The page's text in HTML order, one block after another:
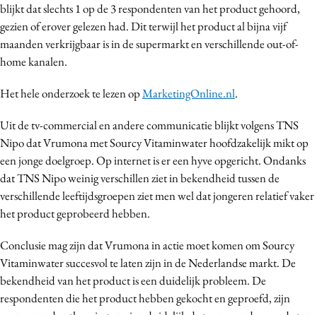
Media
Merkstrategie
PR
Purpose Marketing
Reputatie & crisis
blijkt dat slechts 1 op de 3 respondenten van het product gehoord,
gezien of erover gelezen had. Dit terwijl het product al bijna vijf
maanden verkrijgbaar is in de supermarkt en verschillende out-of-
home kanalen.
Het hele onderzoek te lezen opMarketingOnline.nl.
Uit de tv-commercial en andere communicatie blijkt volgens TNS
Nipo dat Vrumona met Sourcy Vitaminwater hoofdzakelijk mikt op
een jonge doelgroep. Op internet is er een hyve opgericht. Ondanks
dat TNS Nipo weinig verschillen ziet in bekendheid tussen de
verschillende leeftijdsgroepen ziet men wel dat jongeren relatief vaker
het product geprobeerd hebben.
Conclusie mag zijn dat Vrumona in actie moet komen om Sourcy
Vitaminwater succesvol te laten zijn in de Nederlandse markt. De
bekendheid van het product is een duidelijk probleem. De
respondenten die het product hebben gekocht en geproefd, zijn